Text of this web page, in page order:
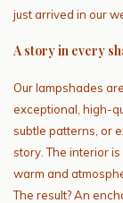
just arrived in our
A story in every
Our lampshades
exceptional, high-
subtle patterns, or
story. The interior
warm and
The result? An